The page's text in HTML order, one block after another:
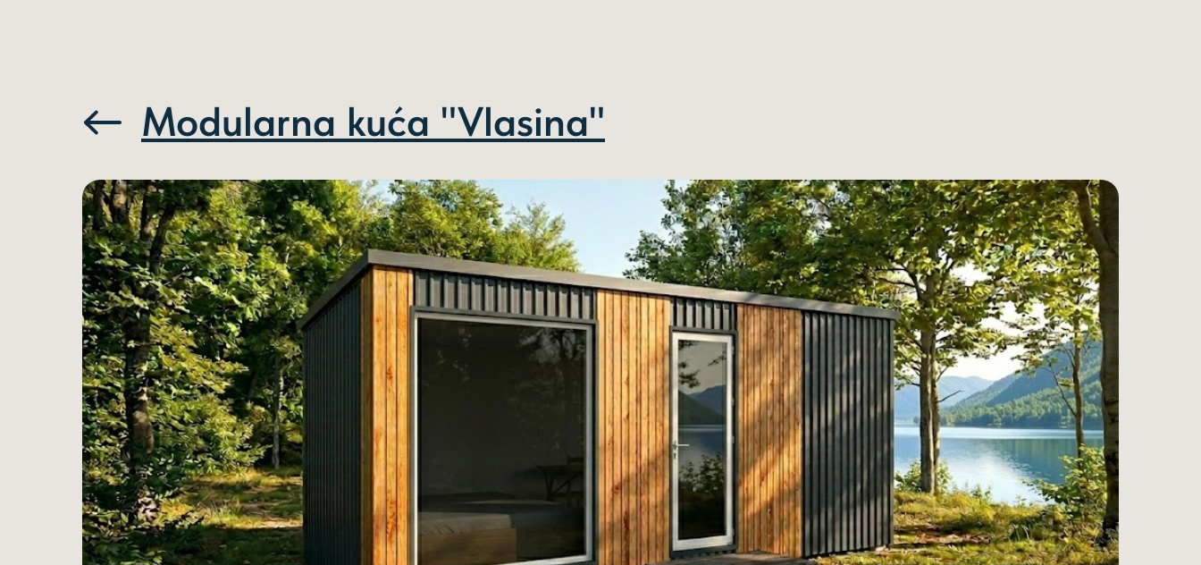
Modularna kuća "Vlasina"